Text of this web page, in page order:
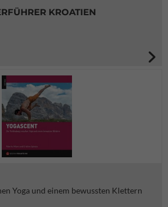
KROATIEN
Yoga und einem bewussten Klettern